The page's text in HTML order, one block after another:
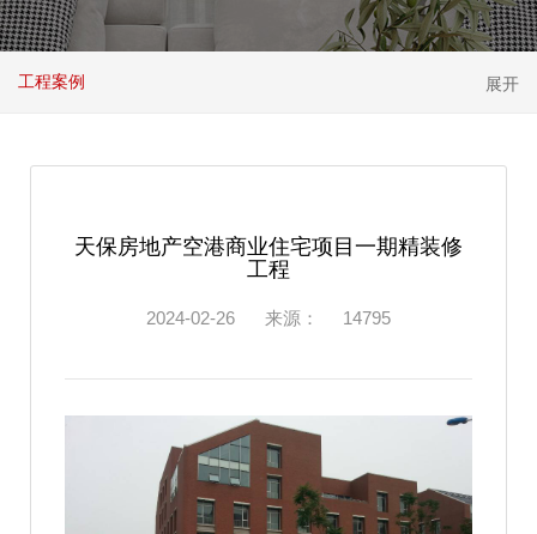
工程案例 展开
天保房地产空港商业住宅项目一期精装修
工程
2024-02-26 来源： 14795